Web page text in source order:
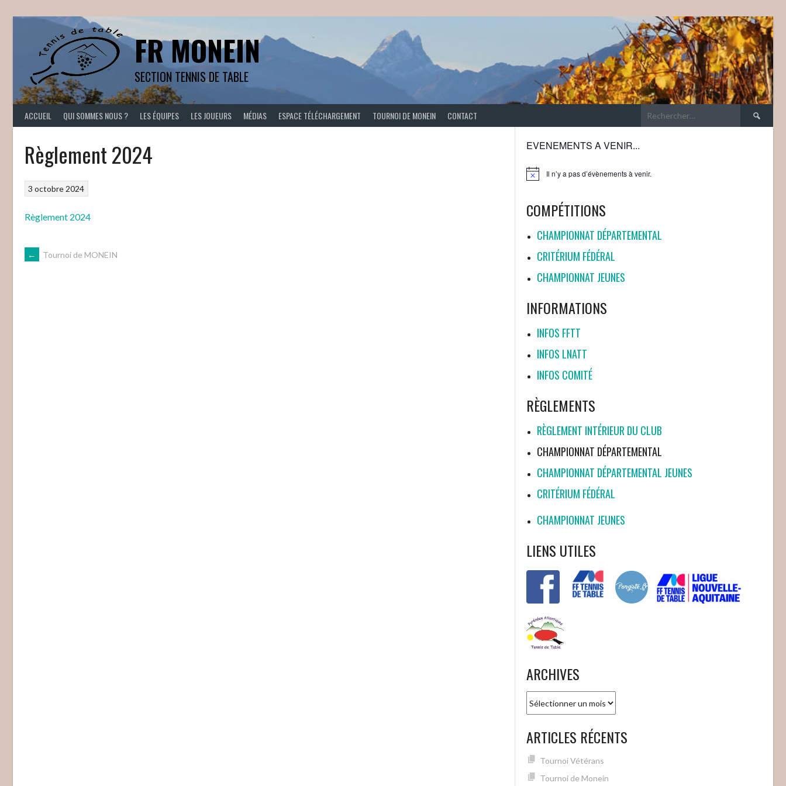
FR MONEIN
SECTION TENNIS DE TABLE
ACCUEIL QUI SOMMES NOUS ? LES ÉQUIPES LES JOUEURS MÉDIAS ESPACE TÉLÉCHARGEMENT TOURNOI DE MONEIN CONTACT
Règlement 2024
3 octobre 2024
Règlement 2024
NAVIGATION
← Tournoi de MONEIN
EVENEMENTS A VENIR...
Notice Il n’y a pas d’évènements à venir.
COMPÉTITIONS
CHAMPIONNAT DÉPARTEMENTAL
CRITÉRIUM FÉDÉRAL
CHAMPIONNAT JEUNES
INFORMATIONS
INFOS FFTT
INFOS LNATT
INFOS COMITÉ
RÈGLEMENTS
RÈGLEMENT INTÉRIEUR DU CLUB
CHAMPIONNAT DÉPARTEMENTAL
CHAMPIONNAT DÉPARTEMENTAL JEUNES
CRITÉRIUM FÉDÉRAL
CHAMPIONNAT JEUNES
LIENS UTILES
ARCHIVES
ARTICLES RÉCENTS
Tournoi Vétérans
Tournoi de Monein